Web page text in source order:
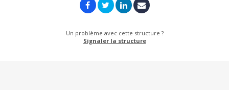
Un problème avec cette structure ?
Signaler la structure